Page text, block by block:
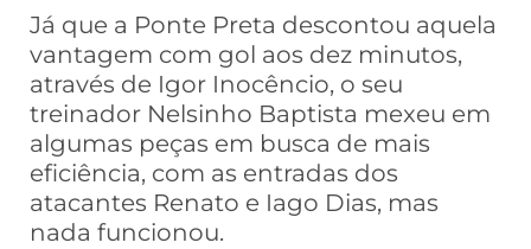
Já que a Ponte Preta descontou aquela
vantagem com gol aos dez minutos,
através de Igor Inocêncio, o seu
treinador Nelsinho Baptista mexeu em
algumas peças em busca de mais
eficiência, com as entradas dos
atacantes Renato e Iago Dias, mas
nada funcionou.